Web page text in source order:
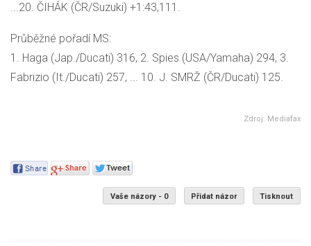
...20. ČIHÁK (ČR/Suzuki) +1:43,111.
Průběžné pořadí MS:
1. Haga (Jap./Ducati) 316, 2. Spies (USA/Yamaha) 294, 3.
Fabrizio (It./Ducati) 257, ... 10. J. SMRŽ (ČR/Ducati) 125.
Zdroj: Mediafax
Vaše názory - 0 Přidat názor Tisknout